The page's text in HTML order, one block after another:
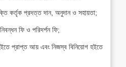
কর্তৃক প্রদত্ত দান, অনুদান ও সহায়তা;
ফি ও পরিদর্শন ফি;
প্রাপ্ত আয় এবং নিজস্ব বিনিয়োগ হইতে